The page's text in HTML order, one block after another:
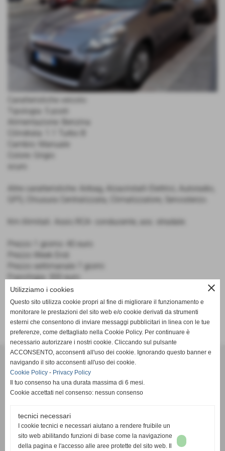
Caratteristiche veicolo:
Tipologia: 5 posti
Alimentazione: Benzina
Cilindrata: 1.1 Turbo B
Cambio: Manuale
Colore: Grigio
Altre caratteristiche: Airbag, Alzacristalli Elettrici, Autoradio,
GPS, Chiusura Centralizzata, Climatizzatore, Servosterzo.
Km illimitati. Assic.RCA- conducente, ass. stradale.
Prezzo 1 giorno: 40 euro
Prezzo Week End:
Prezzo settimanale 7 giorni:
Franchigia: 300 euro
AR Noleggio
Via Sardegna, 1 - Ispica (RG)
Email: info@arnoleggio.it
P. IVA: 00560450884
close
Utilizziamo i cookies
Questo sito utilizza cookie propri al fine di migliorare il funzionamento e
monitorare le prestazioni del sito web e/o cookie derivati da strumenti
esterni che consentono di inviare messaggi pubblicitari in linea con le tue
preferenze, come dettagliato nella Cookie Policy. Per continuare è
necessario autorizzare i nostri cookie. Cliccando sul pulsante
ACCONSENTO, acconsenti all'uso dei cookie. Ignorando questo banner e
navigando il sito acconsenti all'uso dei cookie.
Cookie Policy - Privacy Policy
Il tuo consenso ha una durata massima di 6 mesi.
Cookie accettati nel consenso: nessun consenso
tecnici necessari
I cookie tecnici e necessari aiutano a rendere fruibile un
sito web abilitando funzioni di base come la navigazione
della pagina e l'accesso alle aree protette del sito web. Il